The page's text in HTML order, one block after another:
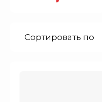
Сортировать по